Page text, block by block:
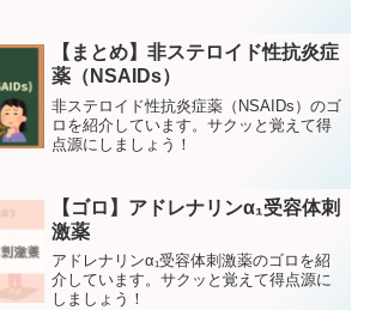
【まとめ】非ステロイド性抗炎症
薬（NSAIDs）
非ステロイド性抗炎症薬（NSAIDs）のゴ
ロを紹介しています。サクッと覚えて得
点源にしましょう！
【ゴロ】アドレナリンα₁受容体刺
激薬
アドレナリンα₁受容体刺激薬のゴロを紹
介しています。サクッと覚えて得点源に
しましょう！